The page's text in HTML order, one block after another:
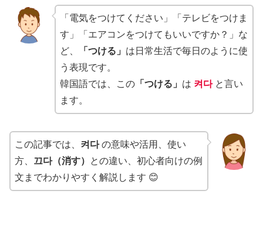
「電気をつけてください」「テレビをつけま
す」「エアコンをつけてもいいですか？」な
ど、
「つける」 は日常生活で毎日のように使
う表現です。
韓国語では、この「つける」 は 켜다と言い
ます。
この記事では、 켜다の意味や活用、使い
方、 끄다（消す）
との違い、初心者向けの例
文までわかりやすく解説します 😊